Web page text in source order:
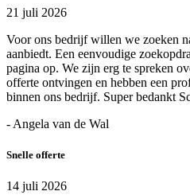
21 juli 2026
Voor ons bedrijf willen we zoeken
aanbiedt. Een eenvoudige
pagina op. We zijn erg te spreken
offerte ontvingen en hebben een
binnen ons bedrijf. Super bedankt
- Angela van de Wal
Snelle offerte
14 juli 2026